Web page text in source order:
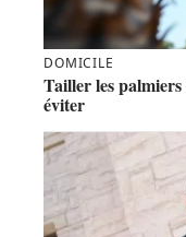
DOMICILE
Tailler les
éviter